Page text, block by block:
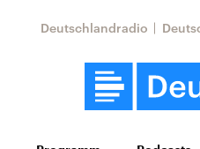
Deutschlandradio